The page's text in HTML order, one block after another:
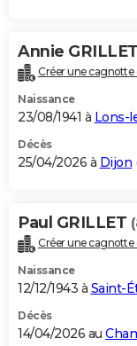
Carte de Noël
Carte Bonne année
Carte Saint-Valentin
Carte Pâques
Carte d'anniversaire
DICTIONNAIRE
Dictionnaire
Biographies
Citations
Expressions
Proverbes
PROGRAMME TV
S'inscrire
Se connecter
Lycées
Collèges
Primaires
Universités
Entreprises
Service militaire
Avis de recherche
AVIS DE DÉCÈS
Bricolage
Lifestyle
Culture
Sport
Auto
Television
Voyage
Cinema
Annie GRILLET
Créer une cagnotte
Naissance
23/08/1941 à Lons-
Décès
25/04/2026 à Dijon
Paul GRILLET
Créer une cagnotte
Naissance
12/12/1943 à Saint-
Décès
14/04/2026 au